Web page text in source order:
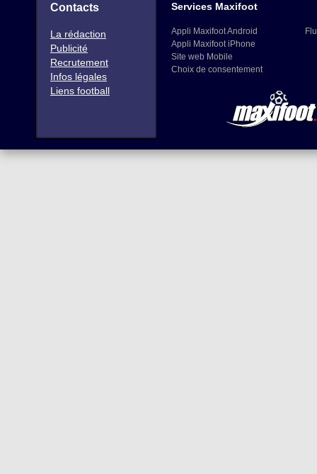
Contacts
La rédaction
Publicité
Recrutement
Infos légales
Liens football
Services Maxifoot
Appli Maxifoot Android
Appli Maxifoot iPhone
Site web Mobile
Choix de consentement